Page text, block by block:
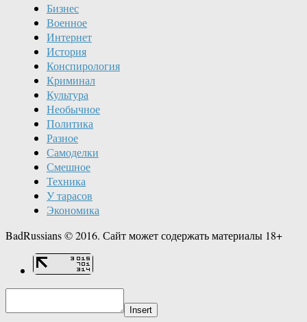
Бизнес
Военное
Интернет
История
Конспирология
Криминал
Культура
Необычное
Политика
Разное
Самоделки
Смешное
Техника
У тарасов
Экономика
BadRussians © 2016. Сайт может содержать материалы 18+
Insert